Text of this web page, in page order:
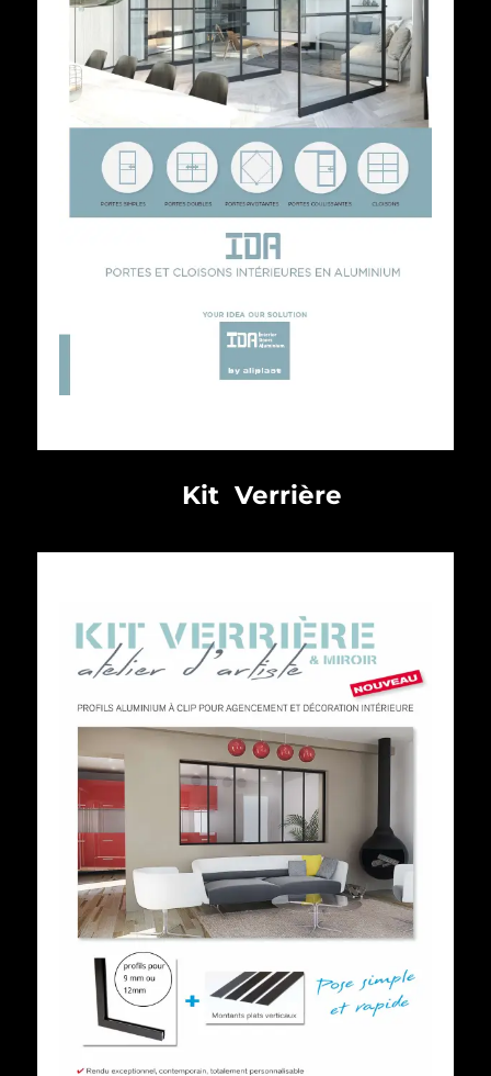
Voir cette fiche
Kit Verrière
Voir cette fiche